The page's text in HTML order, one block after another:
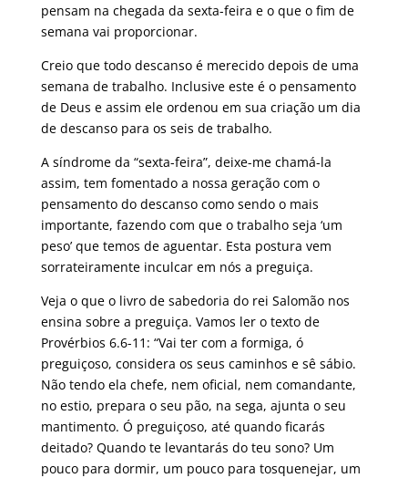
pensam na chegada da sexta-feira e o que o fim de
semana vai proporcionar.
Creio que todo descanso é merecido depois de uma
semana de trabalho. Inclusive este é o pensamento
de Deus e assim ele ordenou em sua criação um dia
de descanso para os seis de trabalho.
A síndrome da “sexta-feira”, deixe-me chamá-la
assim, tem fomentado a nossa geração com o
pensamento do descanso como sendo o mais
importante, fazendo com que o trabalho seja ‘um
peso’ que temos de aguentar. Esta postura vem
sorrateiramente inculcar em nós a preguiça.
Veja o que o livro de sabedoria do rei Salomão nos
ensina sobre a preguiça. Vamos ler o texto de
Provérbios 6.6-11: “Vai ter com a formiga, ó
preguiçoso, considera os seus caminhos e sê sábio.
Não tendo ela chefe, nem oficial, nem comandante,
no estio, prepara o seu pão, na sega, ajunta o seu
mantimento. Ó preguiçoso, até quando ficarás
deitado? Quando te levantarás do teu sono? Um
pouco para dormir, um pouco para tosquenejar, um